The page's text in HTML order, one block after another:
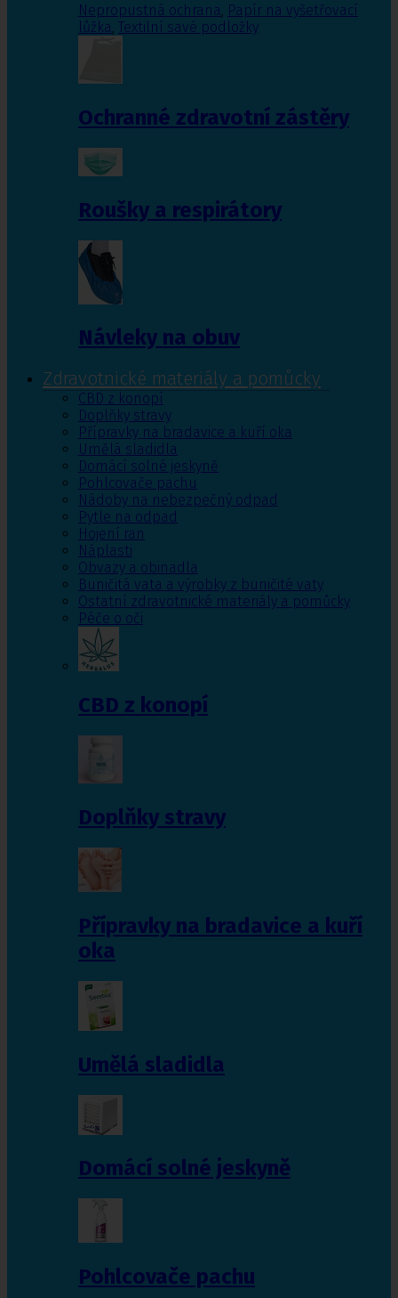
Nepropustná ochrana, Papír na vyšetřovací
lůžka, Textilní savé podložky
Ochranné zdravotní zástěry
Roušky a respirátory
Návleky na obuv
Zdravotnické materiály a pomůcky
CBD z konopí
Doplňky stravy
Přípravky na bradavice a kuří oka
Umělá sladidla
Domácí solné jeskyně
Pohlcovače pachu
Nádoby na nebezpečný odpad
Pytle na odpad
Hojení ran
Náplasti
Obvazy a obinadla
Buničitá vata a výrobky z buničité vaty
Ostatní zdravotnické materiály a pomůcky
Péče o oči
CBD z konopí
Doplňky stravy
Přípravky na bradavice a kuří
oka
Umělá sladidla
Domácí solné jeskyně
Pohlcovače pachu